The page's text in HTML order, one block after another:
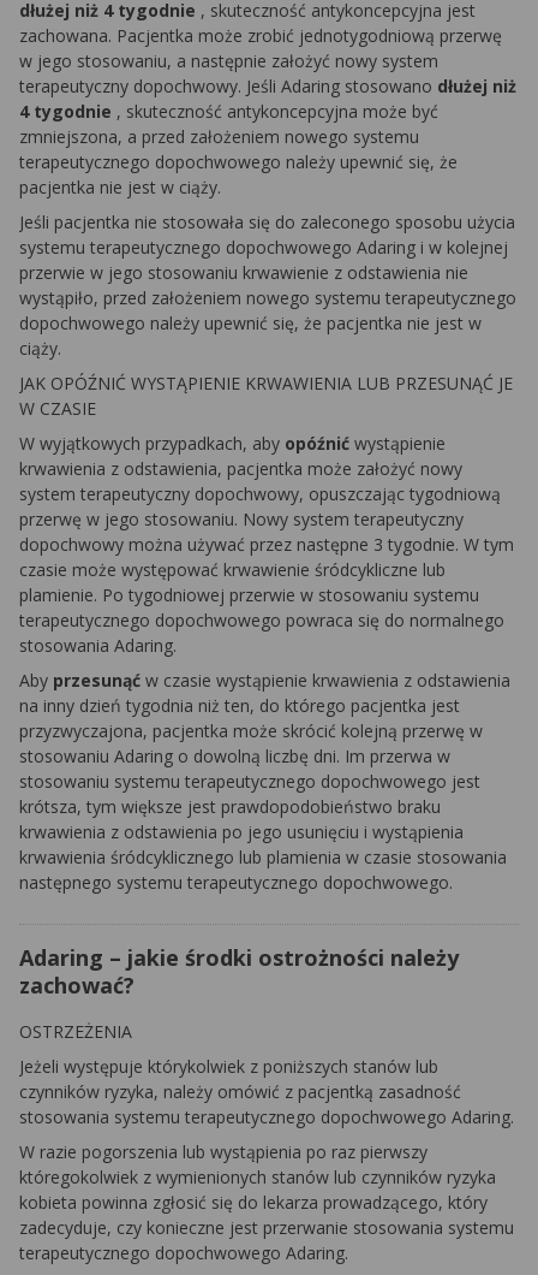
dłużej niż 4 tygodnie , skuteczność antykoncepcyjna jest
zachowana. Pacjentka może zrobić jednotygodniową przerwę
w jego stosowaniu, a następnie założyć nowy system
terapeutyczny dopochwowy. Jeśli Adaring stosowano dłużej niż
4 tygodnie , skuteczność antykoncepcyjna może być
zmniejszona, a przed założeniem nowego systemu
terapeutycznego dopochwowego należy upewnić się, że
pacjentka nie jest w ciąży.
Jeśli pacjentka nie stosowała się do zaleconego sposobu użycia
systemu terapeutycznego dopochwowego Adaring i w kolejnej
przerwie w jego stosowaniu krwawienie z odstawienia nie
wystąpiło, przed założeniem nowego systemu terapeutycznego
dopochwowego należy upewnić się, że pacjentka nie jest w
ciąży.
JAK OPÓŹNIĆ WYSTĄPIENIE KRWAWIENIA LUB PRZESUNĄĆ JE
W CZASIE
W wyjątkowych przypadkach, aby opóźnić wystąpienie
krwawienia z odstawienia, pacjentka może założyć nowy
system terapeutyczny dopochwowy, opuszczając tygodniową
przerwę w jego stosowaniu. Nowy system terapeutyczny
dopochwowy można używać przez następne 3 tygodnie. W tym
czasie może występować krwawienie śródcykliczne lub
plamienie. Po tygodniowej przerwie w stosowaniu systemu
terapeutycznego dopochwowego powraca się do normalnego
stosowania Adaring.
Aby przesunąć w czasie wystąpienie krwawienia z odstawienia
na inny dzień tygodnia niż ten, do którego pacjentka jest
przyzwyczajona, pacjentka może skrócić kolejną przerwę w
stosowaniu Adaring o dowolną liczbę dni. Im przerwa w
stosowaniu systemu terapeutycznego dopochwowego jest
krótsza, tym większe jest prawdopodobieństwo braku
krwawienia z odstawienia po jego usunięciu i wystąpienia
krwawienia śródcyklicznego lub plamienia w czasie stosowania
następnego systemu terapeutycznego dopochwowego.
Adaring – jakie środki ostrożności należy
zachować?
OSTRZEŻENIA
Jeżeli występuje którykolwiek z poniższych stanów lub
czynników ryzyka, należy omówić z pacjentką zasadność
stosowania systemu terapeutycznego dopochwowego Adaring.
W razie pogorszenia lub wystąpienia po raz pierwszy
któregokolwiek z wymienionych stanów lub czynników ryzyka
kobieta powinna zgłosić się do lekarza prowadzącego, który
zadecyduje, czy konieczne jest przerwanie stosowania systemu
terapeutycznego dopochwowego Adaring.